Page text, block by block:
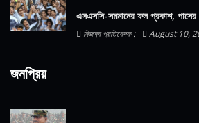
এসএসসি-সমমানের ফল প্রকাশ,
নিজস্ব প্রতিবেদক : August 10,
জনপ্রিয়